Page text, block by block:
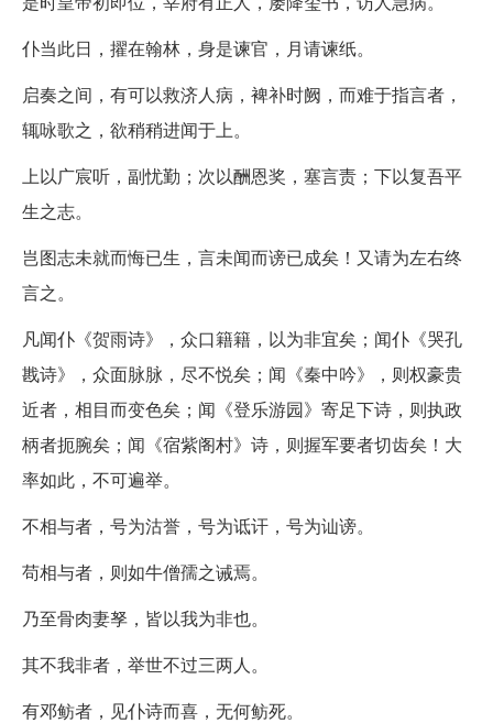
仆当此日，擢在翰林，身是谏官，月请谏纸。
启奏之间，有可以救济人病，裨补时阙，而难于指言者，
辄咏歌之，欲稍稍进闻于上。
上以广宸听，副忧勤；次以酬恩奖，塞言责；下以复吾平
生之志。
岂图志未就而悔已生，言未闻而谤已成矣！又请为左右终
言之。
凡闻仆《贺雨诗》，众口籍籍，以为非宜矣；闻仆《哭孔
戡诗》，众面脉脉，尽不悦矣；闻《秦中吟》，则权豪贵
近者，相目而变色矣；闻《登乐游园》寄足下诗，则执政
柄者扼腕矣；闻《宿紫阁村》诗，则握军要者切齿矣！大
率如此，不可遍举。
不相与者，号为沽誉，号为诋讦，号为讪谤。
苟相与者，则如牛僧孺之诫焉。
乃至骨肉妻孥，皆以我为非也。
其不我非者，举世不过三两人。
有邓鲂者，见仆诗而喜，无何鲂死。